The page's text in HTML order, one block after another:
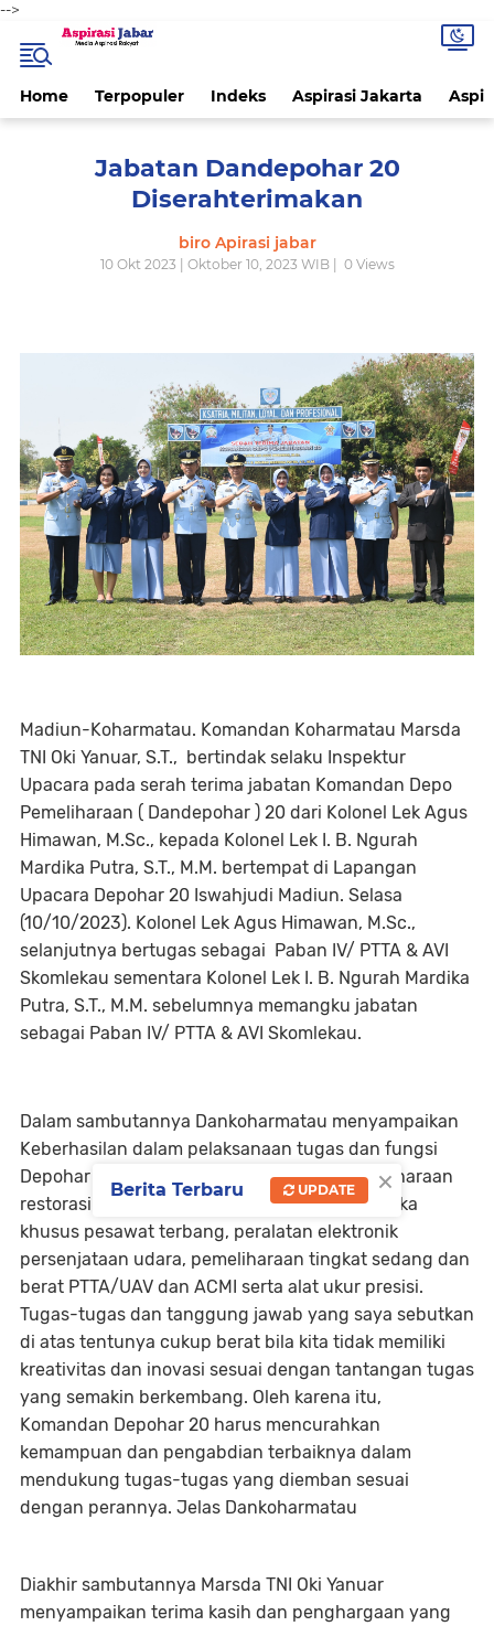
-->
Home Terpopuler Indeks Aspirasi Jakarta
Jabatan Dandepohar 20
Diserahterimakan
biro Apirasi jabar
10 Okt 2023 | Oktober 10, 2023 WIB | 0Views
Madiun-Koharmatau. Komandan Koharmatau Marsda
TNI Oki Yanuar, S.T., bertindak selaku Inspektur
Upacara pada serah terima jabatan Komandan Depo
Pemeliharaan ( Dandepohar ) 20 dari Kolonel Lek Agus
Himawan, M.Sc., kepada Kolonel Lek I. B. Ngurah
Mardika Putra, S.T., M.M. bertempat di Lapangan
Upacara Depohar 20 Iswahjudi Madiun. Selasa
(10/10/2023). Kolonel Lek Agus Himawan, M.Sc.,
selanjutnya bertugas sebagai Paban IV/ PTTA & AVI
Skomlekau sementara Kolonel Lek I. B. Ngurah Mardika
Putra, S.T., M.M. sebelumnya memangku jabatan
sebagai Paban IV/ PTTA & AVI Skomlekau.
Dalam sambutannya Dankoharmatau menyampaikan
Keberhasilan dalam pelaksanaan tugas dan fungsi
Depohar 20 sebagai satuan pelaksana pemeliharaan
restorasi terhadap peralatan avionik, elektronika
khusus pesawat terbang, peralatan elektronik
persenjataan udara, pemeliharaan tingkat sedang dan
berat PTTA/UAV dan ACMI serta alat ukur presisi.
Tugas-tugas dan tanggung jawab yang saya sebutkan
di atas tentunya cukup berat bila kita tidak memiliki
kreativitas dan inovasi sesuai dengan tantangan tugas
yang semakin berkembang. Oleh karena itu,
Komandan Depohar 20 harus mencurahkan
kemampuan dan pengabdian terbaiknya dalam
mendukung tugas-tugas yang diemban sesuai
dengan perannya. Jelas Dankoharmatau
Diakhir sambutannya Marsda TNI Oki Yanuar
menyampaikan terima kasih dan penghargaan yang
×
Berita Terbaru UPDATE